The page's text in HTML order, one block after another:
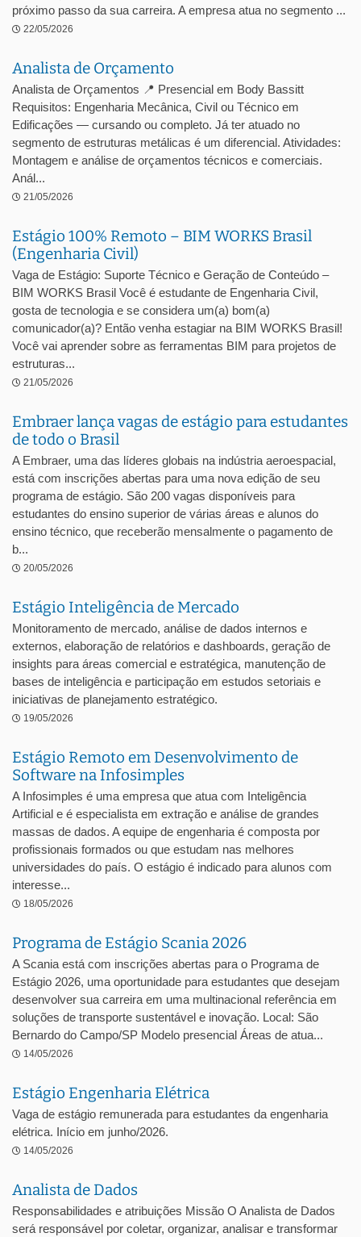
próximo passo da sua carreira. A empresa atua no segmento ...
22/05/2026
Analista de Orçamento
Analista de Orçamentos 📍 Presencial em Body Bassitt
Requisitos: Engenharia Mecânica, Civil ou Técnico em
Edificações — cursando ou completo. Já ter atuado no
segmento de estruturas metálicas é um diferencial. Atividades:
Montagem e análise de orçamentos técnicos e comerciais.
Anál...
21/05/2026
Estágio 100% Remoto – BIM WORKS Brasil
(Engenharia Civil)
Vaga de Estágio: Suporte Técnico e Geração de Conteúdo –
BIM WORKS Brasil Você é estudante de Engenharia Civil,
gosta de tecnologia e se considera um(a) bom(a)
comunicador(a)? Então venha estagiar na BIM WORKS Brasil!
Você vai aprender sobre as ferramentas BIM para projetos de
estruturas...
21/05/2026
Embraer lança vagas de estágio para estudantes
de todo o Brasil
A Embraer, uma das líderes globais na indústria aeroespacial,
está com inscrições abertas para uma nova edição de seu
programa de estágio. São 200 vagas disponíveis para
estudantes do ensino superior de várias áreas e alunos do
ensino técnico, que receberão mensalmente o pagamento de
b...
20/05/2026
Estágio Inteligência de Mercado
Monitoramento de mercado, análise de dados internos e
externos, elaboração de relatórios e dashboards, geração de
insights para áreas comercial e estratégica, manutenção de
bases de inteligência e participação em estudos setoriais e
iniciativas de planejamento estratégico.
19/05/2026
Estágio Remoto em Desenvolvimento de
Software na Infosimples
A Infosimples é uma empresa que atua com Inteligência
Artificial e é especialista em extração e análise de grandes
massas de dados. A equipe de engenharia é composta por
profissionais formados ou que estudam nas melhores
universidades do país. O estágio é indicado para alunos com
interesse...
18/05/2026
Programa de Estágio Scania 2026
A Scania está com inscrições abertas para o Programa de
Estágio 2026, uma oportunidade para estudantes que desejam
desenvolver sua carreira em uma multinacional referência em
soluções de transporte sustentável e inovação. Local: São
Bernardo do Campo/SP Modelo presencial Áreas de atua...
14/05/2026
Estágio Engenharia Elétrica
Vaga de estágio remunerada para estudantes da engenharia
elétrica. Início em junho/2026.
14/05/2026
Analista de Dados
Responsabilidades e atribuições Missão O Analista de Dados
será responsável por coletar, organizar, analisar e transformar